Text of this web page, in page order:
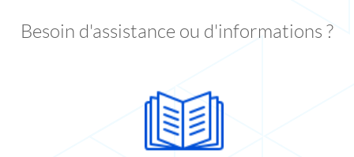
Besoin d'assistance ou d'informations ?